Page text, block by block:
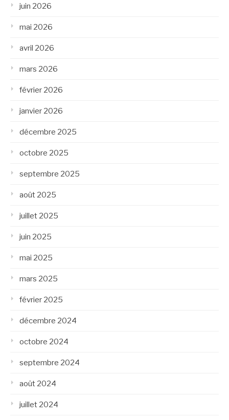
juin 2026
mai 2026
avril 2026
mars 2026
février 2026
janvier 2026
décembre 2025
octobre 2025
septembre 2025
août 2025
juillet 2025
juin 2025
mai 2025
mars 2025
février 2025
décembre 2024
octobre 2024
septembre 2024
août 2024
juillet 2024